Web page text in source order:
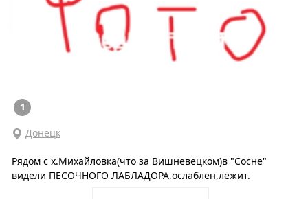
1
Донецк
Рядом с х.Михайловка(что за Вишневецком)в "Сосне"
видели ПЕСОЧНОГО ЛАБЛАДОРА,ослаблен,лежит.